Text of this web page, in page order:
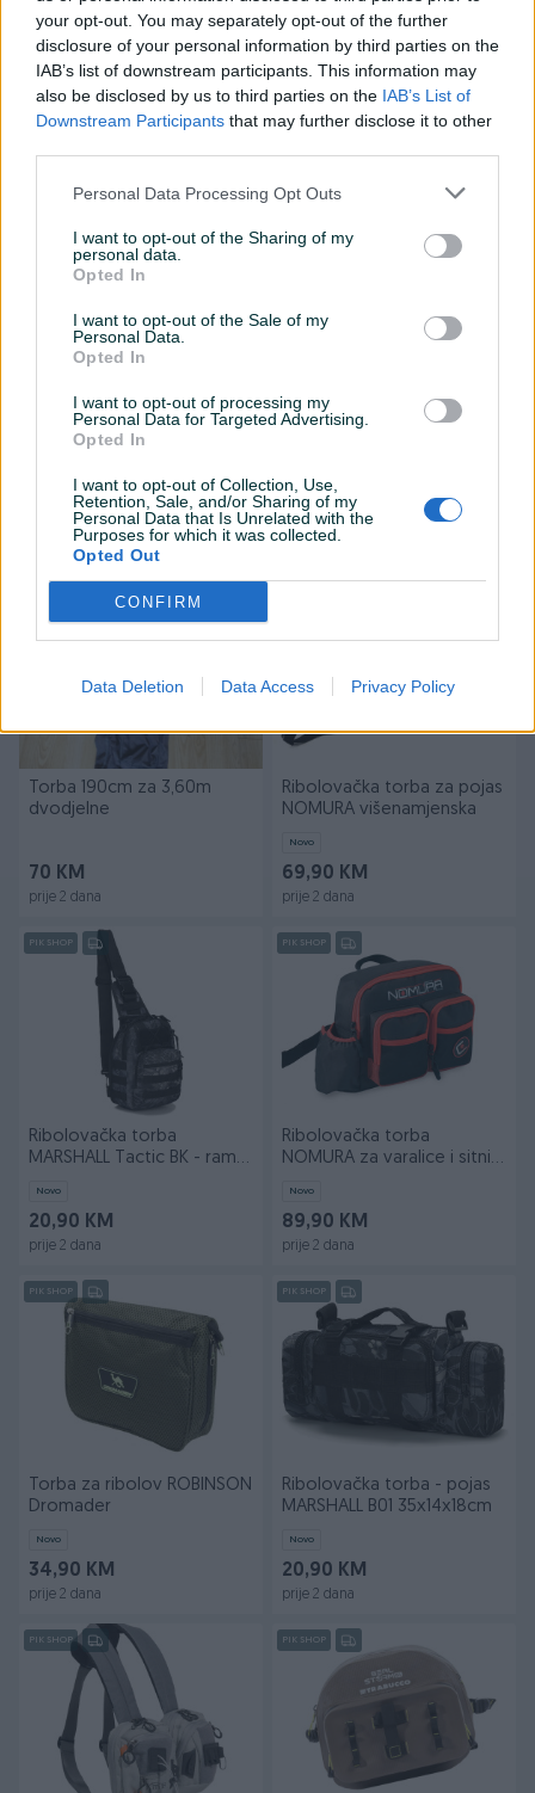
your opt-out. You may separately opt-out of the further
disclosure of your personal information by third parties on the
IAB’s list of downstream participants. This information may
also be disclosed by us to third parties on the IAB’s List of
Downstream Participants that may further disclose it to other
Personal Data Processing Opt Outs
I want to opt-out of the Sharing of my
personal data.
Opted In
I want to opt-out of the Sale of my
Personal Data.
Opted In
I want to opt-out of processing my
Personal Data for Targeted Advertising.
Opted In
I want to opt-out of Collection, Use,
Retention, Sale, and/or Sharing of my
Personal Data that Is Unrelated with the
Purposes for which it was collected.
Opted Out
CONFIRM
Data Deletion Data Access Privacy Policy
Torba za ribarske stapove i
opremu
prije 2 dana
Dostupno
Torba za oko struka
digitalna sara
prije 2 dana
Torba ribolov 160cm
50 KM
prije 2 dana
70 KM
Torba 190cm za 3,60m
dvodjelne
70 KM
prije 2 dana
Ribolovačka torba za pojas
NOMURA višenamjenska
Novo
69,90 KM
prije 2 dana
PIK SHOP
Ribolovačka torba
MARSHALL Tactic BK - rame
Novo
20,90 KM
prije 2 dana
PIK SHOP
Ribolovačka torba
NOMURA za varalice i sitni
Novo
89,90 KM
prije 2 dana
PIK SHOP
Torba za ribolov ROBINSON
Dromader
Novo
34,90 KM
prije 2 dana
PIK SHOP
Ribolovačka torba - pojas
MARSHALL B01 35x14x18cm
Novo
20,90 KM
prije 2 dana
PIK SHOP PIK SHOP